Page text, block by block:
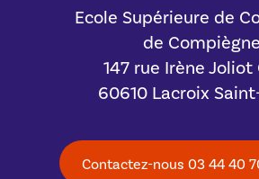
Ecole Supérieure de
de Compiègne
147 rue Irène Joliot
60610 Lacroix
Contactez-nous 03 44 40